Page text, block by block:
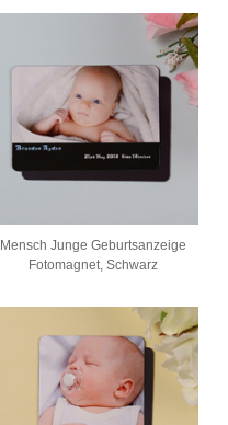
Mensch Junge Geburtsanzeige
Fotomagnet, Schwarz